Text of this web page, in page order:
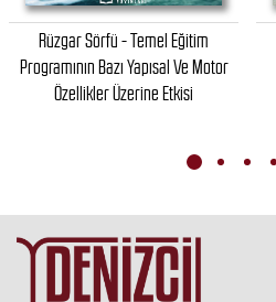
Rüzgar Sörfü - Temel Eğitim
Programının Bazı Yapısal Ve Motor
Özellikler Üzerine Etkisi